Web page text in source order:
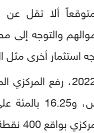
والتوجه إلى
17.25
في سبتمبر 2022.